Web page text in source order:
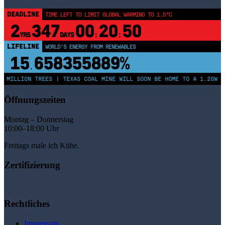
DEADLINE TIME LEFT TO LIMIT GLOBAL WARMING TO 1.5°C
2YRS347DAYS 00: 20: 50
LIFELINE WORLD'S ENERGY FROM RENEWABLES
15. 658355894%
TREES | TEXAS COAL MINE WILL SOON BE HOME TO A 1.2GW
Öffnungszeiten
Montag – Donnerstag
10:00–18:00 Uhr
Freitags male ich Kühe.
Zertifizierung
Rechtliches
Impressum